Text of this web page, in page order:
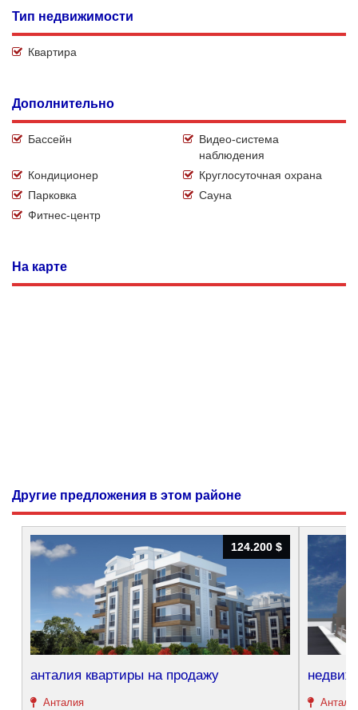
Тип недвижимости
Квартира
Дополнительно
Бассейн
Видео-система
наблюдения
Кондиционер
Круглосуточная охрана
Парковка
Сауна
Фитнес-центр
На карте
Другие предложения в этом районе
анталия квартиры на продажу
Анталия
124.200 $
124.200 $